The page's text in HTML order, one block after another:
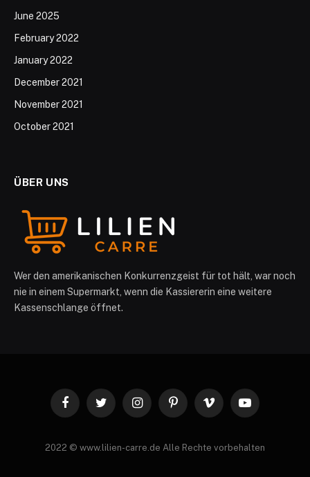
June 2025
February 2022
January 2022
December 2021
November 2021
October 2021
ÜBER UNS
Wer den amerikanischen Konkurrenzgeist für tot hält, war noch
nie in einem Supermarkt, wenn die Kassiererin eine weitere
Kassenschlange öffnet.
FacebookTwitter InstagramPinterestVimeo YouTube
2022 © www.lilien-carre.de Alle Rechte vorbehalten